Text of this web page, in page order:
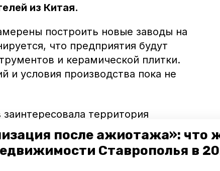
после ажиотажа»: что
Ставрополья в
из Китая.
построить новые заводы на
что предприятия будут
и керамической плитки.
условия производства пока не
территория
где много налоговых
были обсуждены возможности